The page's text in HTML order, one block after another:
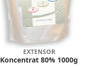
EXTENSOR
Koncentrat 80% 1000g